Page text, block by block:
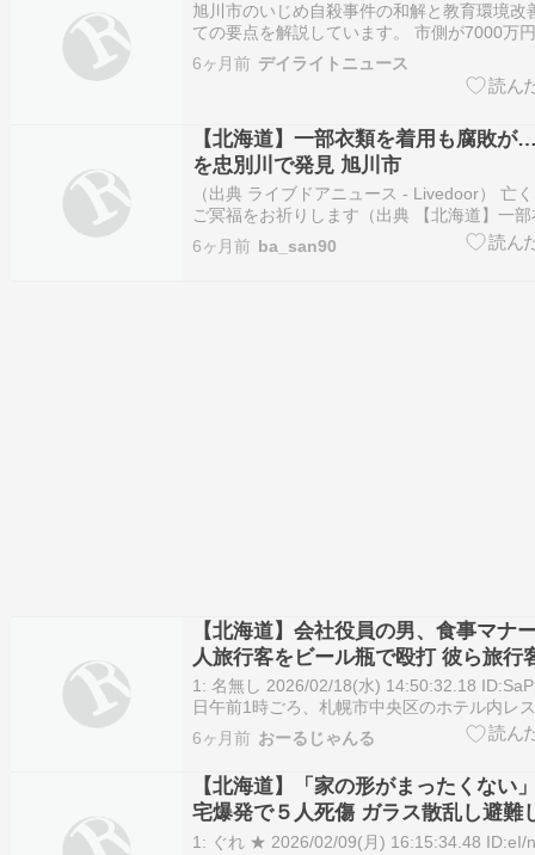
旭川市のいじめ自殺事件の和解と教育環境改
ての要点を解説しています。 市側が7000万
女子中学生いじめ問題 市議会で“和解案”承認
（STVニュース北海道） - Yahoo!ニュース
支払いへ 旭川女子中学生いじめ問題 市議…
6ヶ月前 デイライトニュース
【北海道】一部衣類を着用も腐敗が
を忠別川で発見 旭川市
（出典 ライブドアニュース - Livedoor） 亡
ご冥福をお祈りします（出典 【北海道】一
腐敗が…女性の遺体を忠別川で発見 旭川市 [
★ ：2026/02/25(水) 08:09:03.08
6ヶ月前 ba_san90
【北海道】会社役員の男、食事マナ
人旅行客をビール瓶で殴打 彼ら旅行
んて無理すぎる要求だった模様
1: 名無し 2026/02/18(水) 14:50:32.18
日午前1時ごろ、札幌市中央区のホテル内レ
称会社役員の男（50）が中国籍の旅行客（
ル瓶で殴り、けがをさせた疑いで現行犯逮捕
面識はなく、…
6ヶ月前 おーるじゃんる
【北海道】「家の形がまったくない
宅爆発で５人死傷 ガラス散乱し避難
札幌市
1: ぐれ ★ 2026/02/09(月) 16:15:34.48 ID:eI/